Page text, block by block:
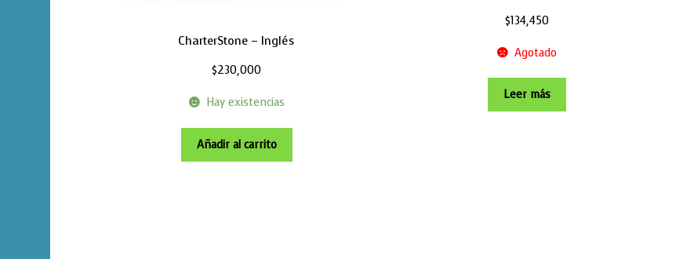
CharterStone – Inglés
$230,000
Hay existencias
Añadir al carrito
$134,450
Agotado
Leer más